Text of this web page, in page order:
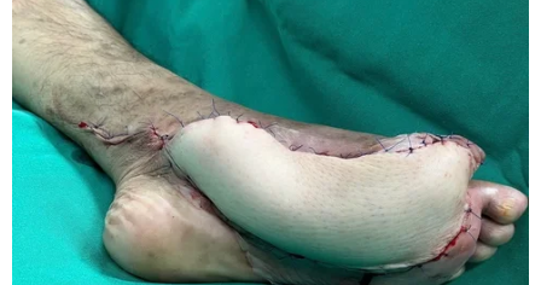
tượng 80 năm của Italy thăng hoa
giữa lòng đô thị hiện đại
09/08/2026 16:09
Xe điện Trung Quốc mở rộng
cuộc đua công nghệ ra Đông Nam Á
08/08/2026 03:00